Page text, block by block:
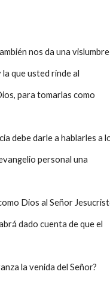
nos da una
que usted rinde al
para tomarlas como
debe darle a hablarles a
personal una
Dios al Señor
dado cuenta de que el
la venida del Señor?